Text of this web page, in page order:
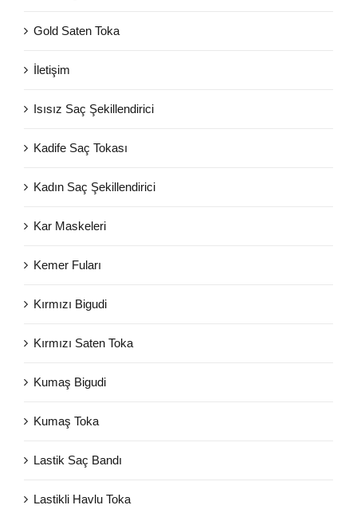
Gold Saten Toka
İletişim
Isısız Saç Şekillendirici
Kadife Saç Tokası
Kadın Saç Şekillendirici
Kar Maskeleri
Kemer Fuları
Kırmızı Bigudi
Kırmızı Saten Toka
Kumaş Bigudi
Kumaş Toka
Lastik Saç Bandı
Lastikli Havlu Toka